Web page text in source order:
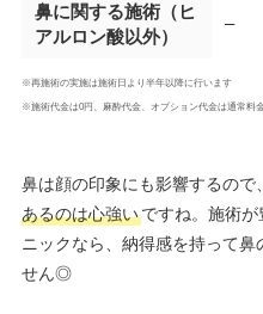
鼻に関する施術（ヒ
アルロン酸以外）
–
※再施術の実施は施術日より半年以降に行います
※施術代金は0円、麻酔代金、オプション代金は通常料
鼻は顔の印象にも影響するので、
あるのは心強いですね。施術が
ニックなら、納得感を持って
せん◎